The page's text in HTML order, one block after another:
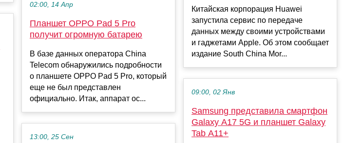
02:00, 14 Апр
Планшет OPPO Pad 5 Pro
получит огромную батарею
В базе данных оператора China
Telecom обнаружились подробности
о планшете OPPO Pad 5 Pro, который
еще не был представлен
официально. Итак, аппарат ос...
13:00, 25 Сен
Китайская корпорация Huawei
запустила сервис по передаче
данных между своими устройствами
и гаджетами Apple. Об этом сообщает
издание South China Mor...
09:00, 02 Янв
Samsung представила смартфон
Galaxy A17 5G и планшет Galaxy
Tab A11+